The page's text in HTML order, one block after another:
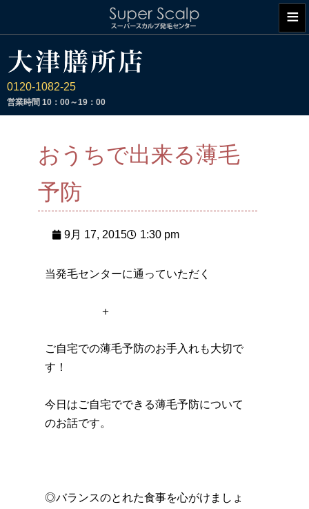
0120-1082-25
営業時間 10：00～19：00
≡
おうちで出来る薄毛
予防
9月 17, 2015 1:30 pm
当発毛センターに通っていただく
＋
ご自宅での薄毛予防のお手入れも大切で
す！
今日はご自宅でできる薄毛予防について
のお話です。
◎バランスのとれた食事を心がけましょ